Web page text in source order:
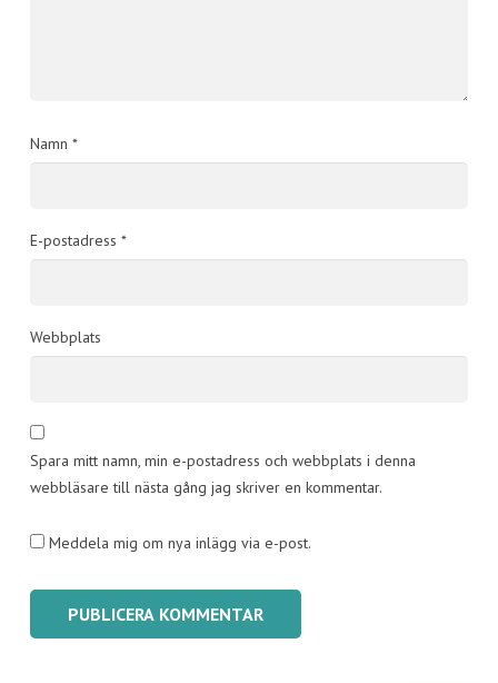
Namn *
E-postadress *
Webbplats
Spara mitt namn, min e-postadress och webbplats i denna
webbläsare till nästa gång jag skriver en kommentar.
Meddela mig om nya inlägg via e-post.